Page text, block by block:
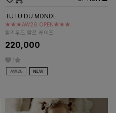
TUTU DU MONDE
★★★AW26 OPEN★★★
할리우드 할로 케이프
220,000
1